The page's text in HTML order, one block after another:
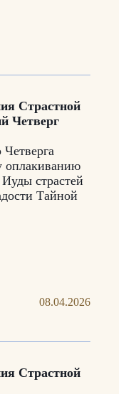
Страстной
Четверг
оплакиванию
страстей
Тайной
08.04.2026
Страстной